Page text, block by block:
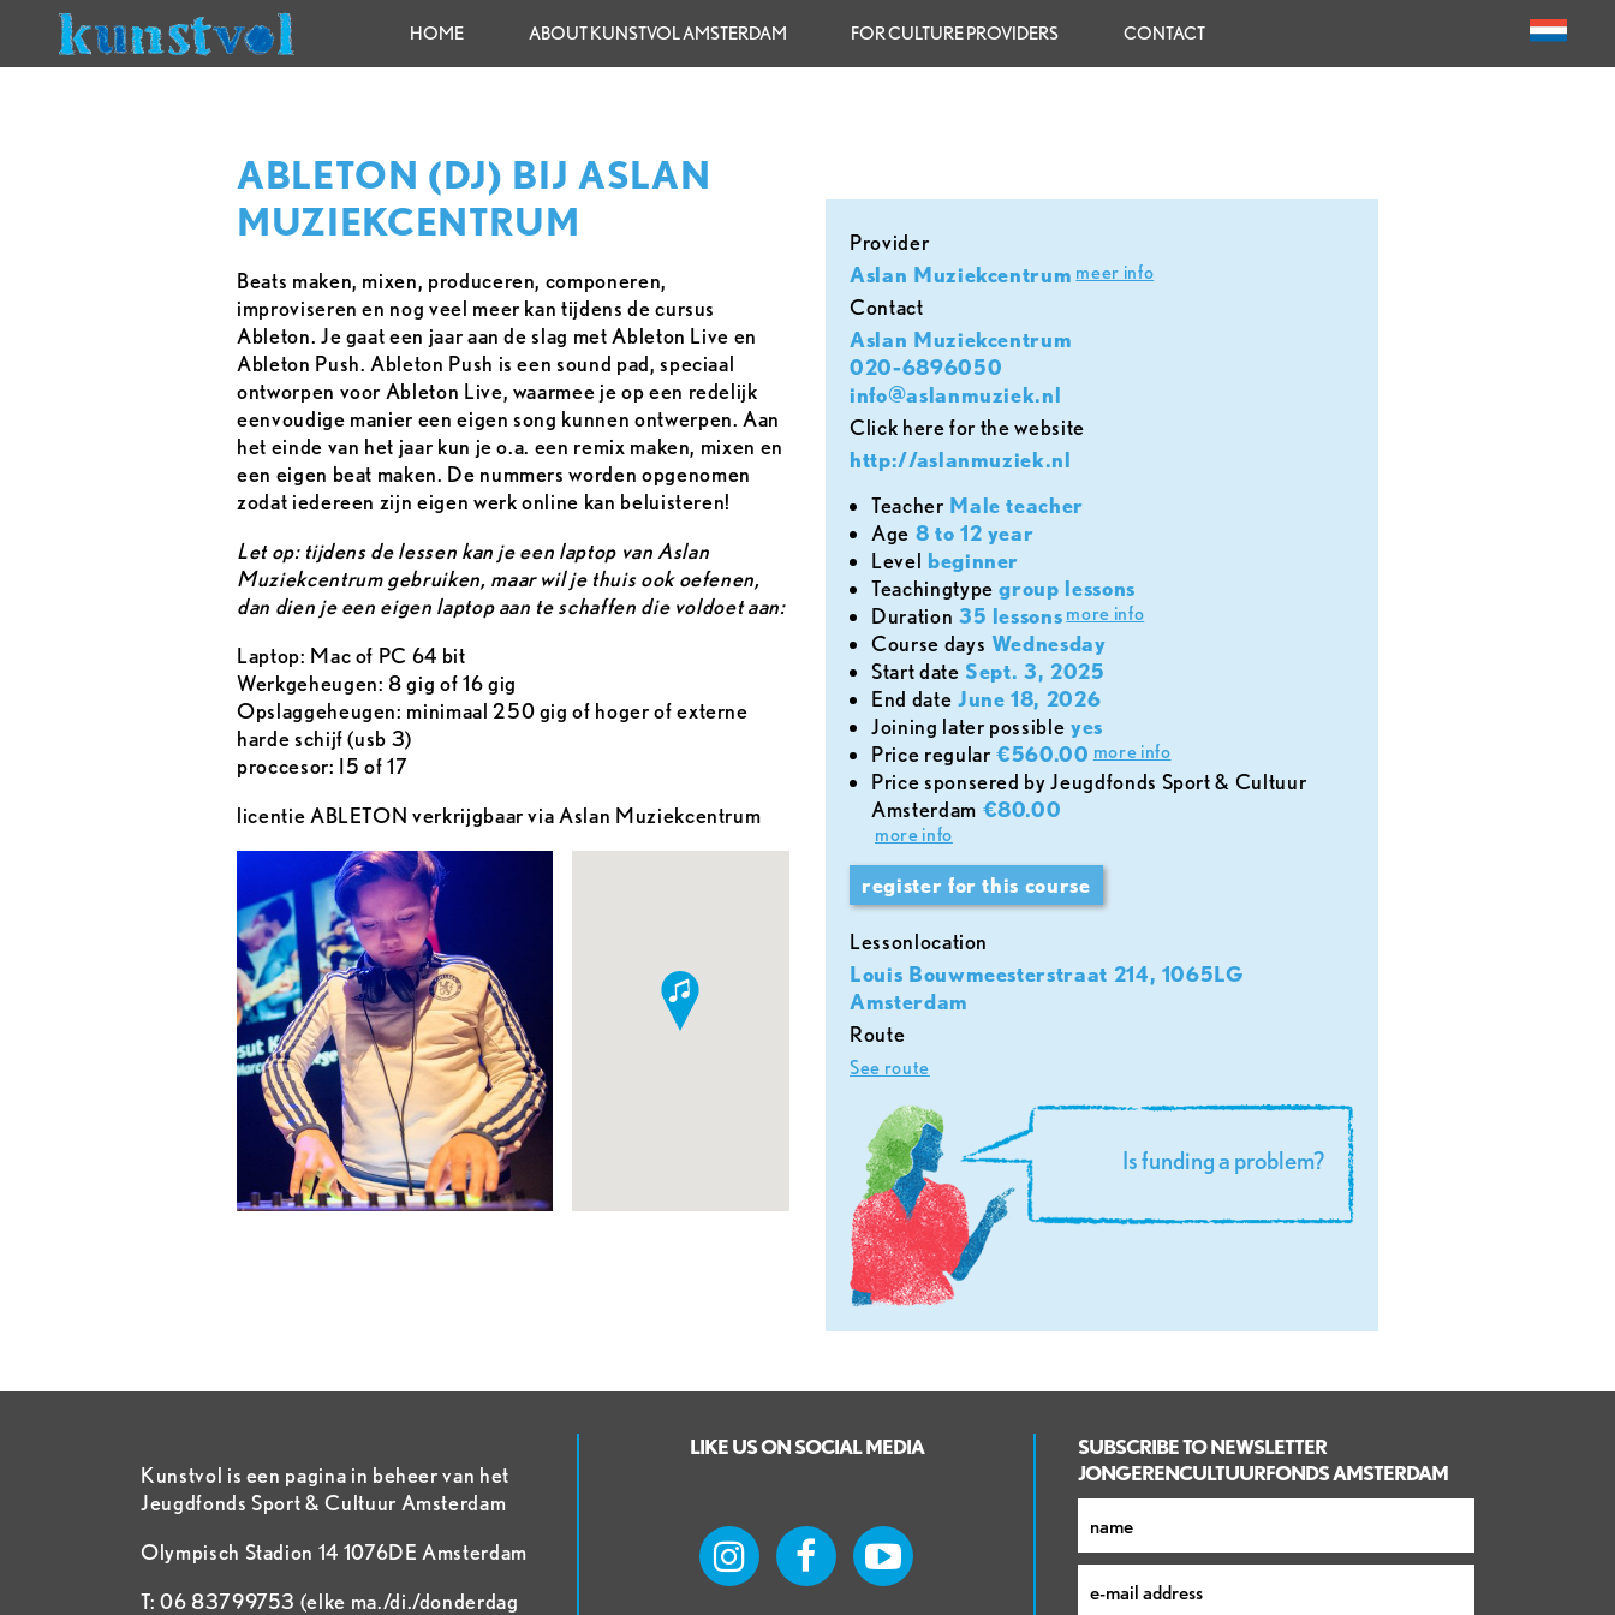
HOME ABOUT KUNSTVOL AMSTERDAM FOR CULTURE PROVIDERS CONTACT
ABLETON (DJ) BIJ ASLAN
MUZIEKCENTRUM
Beats maken, mixen, produceren, componeren,
improviseren en nog veel meer kan tijdens de cursus
Ableton. Je gaat een jaar aan de slag met Ableton Live en
Ableton Push. Ableton Push is een sound pad, speciaal
ontworpen voor Ableton Live, waarmee je op een redelijk
eenvoudige manier een eigen song kunnen ontwerpen. Aan
het einde van het jaar kun je o.a. een remix maken, mixen en
een eigen beat maken. De nummers worden opgenomen
zodat iedereen zijn eigen werk online kan beluisteren!
Let op: tijdens de lessen kan je een laptop van Aslan
Muziekcentrum gebruiken, maar wil je thuis ook oefenen,
dan dien je een eigen laptop aan te schaffen die voldoet aan:
Laptop: Mac of PC 64 bit
Werkgeheugen: 8 gig of 16 gig
Opslaggeheugen: minimaal 250 gig of hoger of externe
harde schijf (usb 3)
proccesor: I5 of 17
licentie ABLETON verkrijgbaar via Aslan Muziekcentrum
provider
Aslan Muziekcentrum meer info
contact
Aslan Muziekcentrum
020-6896050
info@aslanmuziek.nl
Click here for the website
http://aslanmuziek.nl
teacherMale teacher
age 8 to 12 year
level beginner
teachingtype group lessons
duration 35 lessons more info
course days Wednesday
start date Sept. 3, 2025
end date June 18, 2026
joining later possible yes
price regular€560.00 more info
Price sponsered by Jeugdfonds Sport & Cultuur
Amsterdam €80.00
more info
register for this course
lessonlocation
Louis Bouwmeesterstraat 214, 1065LG
Amsterdam
Route
See route
is funding a problem?
Kunstvol is een pagina in beheer van het
Jeugdfonds Sport & Cultuur Amsterdam
Olympisch Stadion 14 1076DE Amsterdam
T: 06 83799753 (elke ma./di./donderdag
LIKE US ON SOCIAL MEDIA
SUBSCRIBE TO NEWSLETTER
JONGERENCULTUURFONDS AMSTERDAM